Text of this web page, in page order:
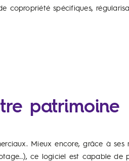
copropriété spécifiques,
patrimoine
Mieux encore, grâce à ses
ce logiciel est capable de